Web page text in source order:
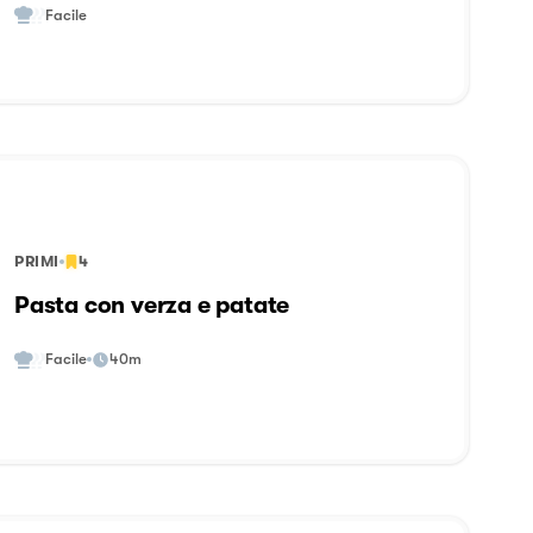
Facile
PRIMI 4
Pasta con verza e patate
Facile 40m